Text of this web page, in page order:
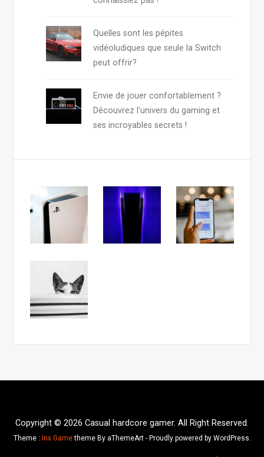
Quelles sont les pépites
vidéoludiques que seule la Switch
peut offrir?
Envie de jouer confortablement ?
Découvrez l'univers du gaming et
ses incroyables secrets !
Copyright © 2026 Casual hardcore gamer. All Right Reserved.
Theme : Inx Gametheme By aThemeArt - Proudly powered by WordPress.